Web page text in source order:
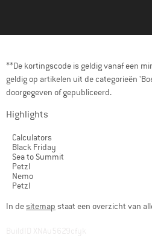
**De kortingscode is geldig vanaf een
geldig op artikelen uit de categorieën
doorgegeven of gepubliceerd.
Highlights
Calculators
Black Friday
Sea to Summit
Petzl
Nemo
Petzl
In desitemap staat een overzicht van